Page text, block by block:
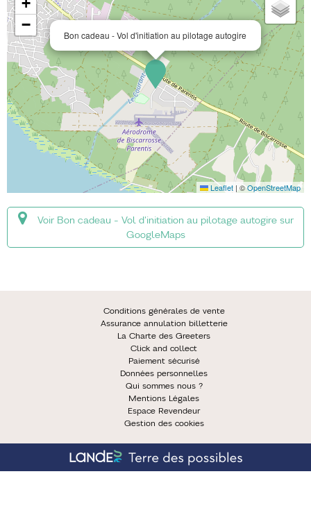
Bon cadeau - Vol d'initiation au pilotage autogire
−
Leaflet | ©OpenStreetMap
Voir Bon cadeau - Vol d'initiation au pilotage autogire sur
GoogleMaps
Conditions générales de vente
Assurance annulation billetterie
La Charte des Greeters
Click and collect
Paiement sécurisé
Données personnelles
Qui sommes nous ?
Mentions Légales
Espace Revendeur
Gestion des cookies